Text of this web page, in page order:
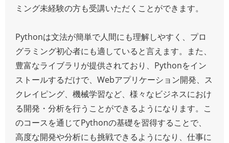
ミング未経験の方も受講いただくことができます。
Pythonは文法が簡単で人間にも理解しやすく、プロ
グラミング初心者にも適していると言えます。また、
豊富なライブラリが提供されており、Pythonをイン
ストールするだけで、Webアプリケーション開発、ス
クレイピング、機械学習など、様々なビジネスにおけ
る開発・分析を行うことができるようになります。こ
のコースを通じてPythonの基礎を習得することで、
高度な開発や分析にも挑戦できるようになり、仕事に